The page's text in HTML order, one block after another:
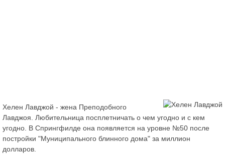
Хелен Лавджой - жена Преподобного
Лавджоя. Любительница посплетничать о чем угодно и с кем
угодно. В Спрингфилде она появляется на уровне №50 после
постройки "Муниципального блинного дома" за миллион
долларов.